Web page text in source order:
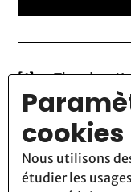
[1]—Theodore
anarchist »,
https://
kaczynski-
[2]—
https://
cookies
Nous utilisons
étudier les